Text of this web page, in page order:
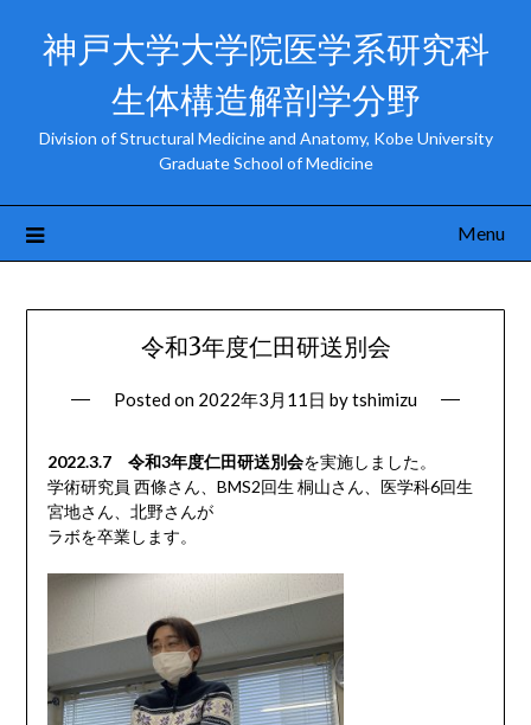
神戸大学大学院医学系研究科
生体構造解剖学分野
Division of Structural Medicine and Anatomy, Kobe University
Graduate School of Medicine
Menu
令和3年度仁田研送別会
Posted on 2022年3月11日 bytshimizu
2022.3.7 令和3年度仁田研送別会を実施しました。
学術研究員 西條さん、BMS2回生 桐山さん、医学科6回生
宮地さん、北野さんが
ラボを卒業します。